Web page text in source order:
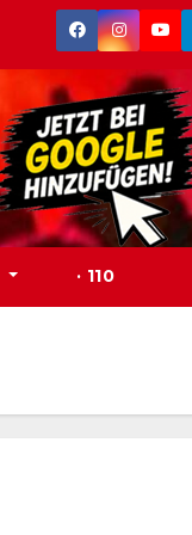
· 110